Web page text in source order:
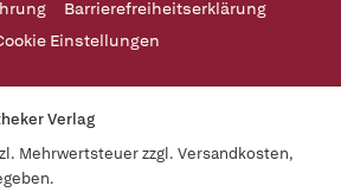
Barrierefreiheitserklärung
Einstellungen
Verlag
Mehrwertsteuer zzgl. Versandkosten,